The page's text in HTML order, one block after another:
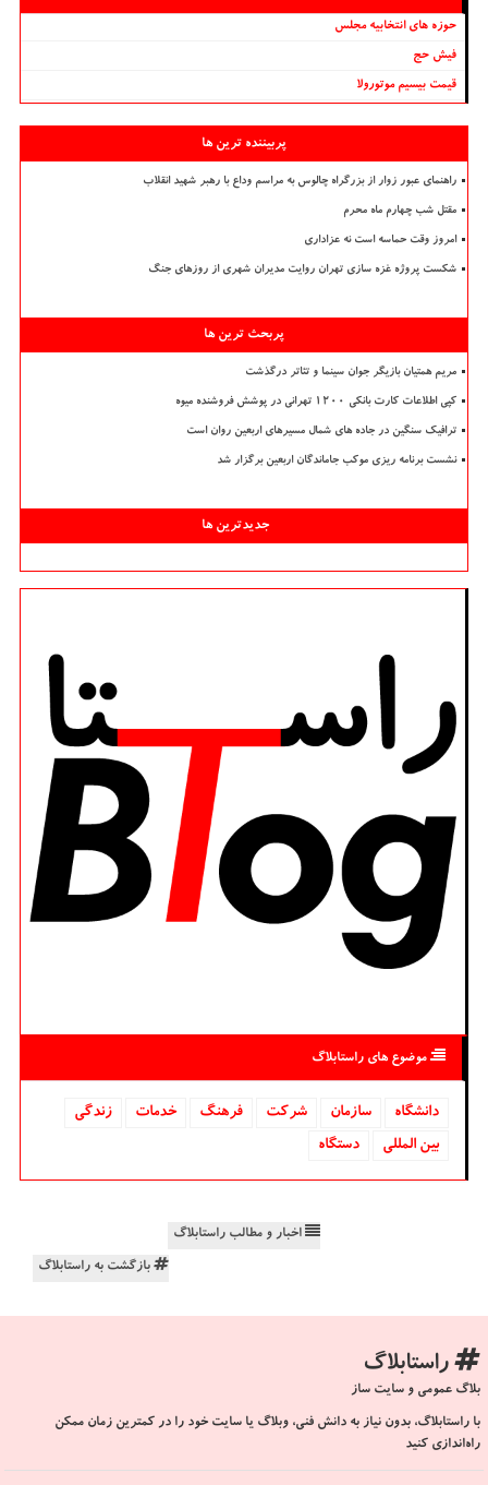
حوزه های انتخابیه مجلس
فیش حج
قیمت بیسیم موتورولا
پربیننده ترین ها
راهنمای عبور زوار از بزرگراه چالوس به مراسم وداع با رهبر شهید انقلاب
مقتل شب چهارم ماه محرم
امروز وقت حماسه است نه عزاداری
شکست پروژه غزه سازی تهران روایت مدیران شهری از روزهای جنگ
پربحث ترین ها
مریم همتیان بازیگر جوان سینما و تئاتر درگذشت
کپی اطلاعات کارت بانکی ۱۲۰۰ تهرانی در پوشش فروشنده میوه
ترافیک سنگین در جاده های شمال مسیرهای اربعین روان است
نشست برنامه ریزی موکب جاماندگان اربعین برگزار شد
جدیدترین ها
موضوع های راستابلاگ
دانشگاه‌ سازمان شركت فرهنگ خدمات
زندگی
بین المللی
دستگاه
اخبار و مطالب راستابلاگ
بازگشت به راستابلاگ
راستابلاگ
بلاگ عمومی و سایت ساز
با راستابلاگ، بدون نیاز به دانش فنی، وبلاگ یا سایت خود را در کمترین زمان ممکن
راه‌اندازی کنید